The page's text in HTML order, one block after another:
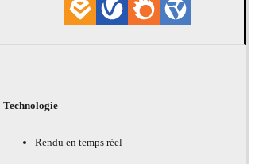
Technologie
Rendu en temps réel